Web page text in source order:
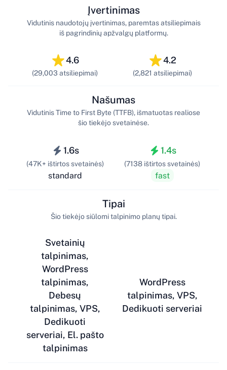
4.6
(29,003 atsiliepimai)
Įvertinimas
Vidutinis naudotojų įvertinimas, paremtas atsiliepimais
iš pagrindinių apžvalgų platformų.
4.2
(2,821 atsiliepimai)
1.6s
(47K+ ištirtos svetainės)
standard
Našumas
Vidutinis Time to First Byte (TTFB), išmatuotas realiose
šio tiekėjo svetainėse.
1.4s
(7138 ištirtos svetainės)
fast
Svetainių
talpinimas,
WordPress
talpinimas,
Debesų
talpinimas, VPS,
Dedikuoti
serveriai, El. pašto
talpinimas
Tipai
Šio tiekėjo siūlomi talpinimo planų tipai.
WordPress
talpinimas, VPS,
Dedikuoti serveriai